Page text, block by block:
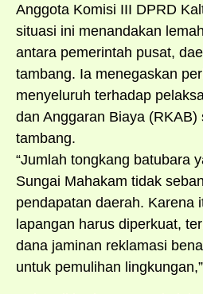
Anggota Komisi III DPRD
situasi ini menandakan
antara pemerintah pusat,
tambang. Ia menegaskan
menyeluruh terhadap
dan Anggaran Biaya (RKAB)
tambang.
“Jumlah tongkang batubara
Sungai Mahakam tidak
pendapatan daerah. Karena
lapangan harus diperkuat,
dana jaminan reklamasi
untuk pemulihan